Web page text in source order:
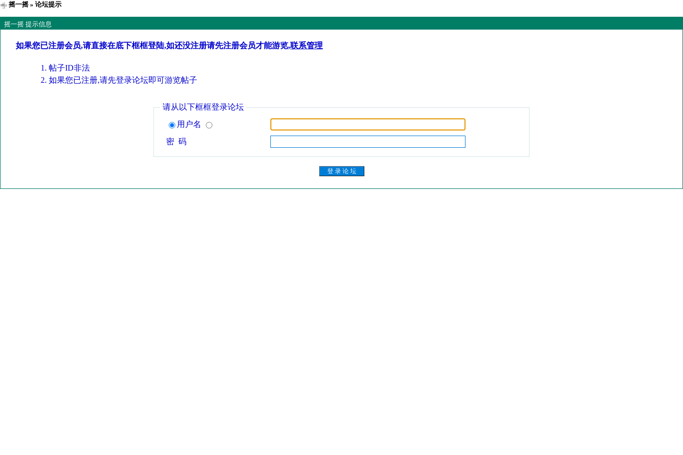
摇一摇» 论坛提示
摇一摇 提示信息
如果您已注册会员,请直接在底下框框登陆,如还没注册请先注册会员才能游览,联系管理
帖子ID非法
如果您已注册,请先登录论坛即可游览帖子
请从以下框框登录论坛
用户名
密 码